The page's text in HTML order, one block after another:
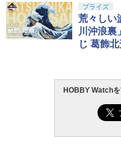
プライズ
荒々しい
川沖浪裏
じ 葛飾
HOBBY Watch